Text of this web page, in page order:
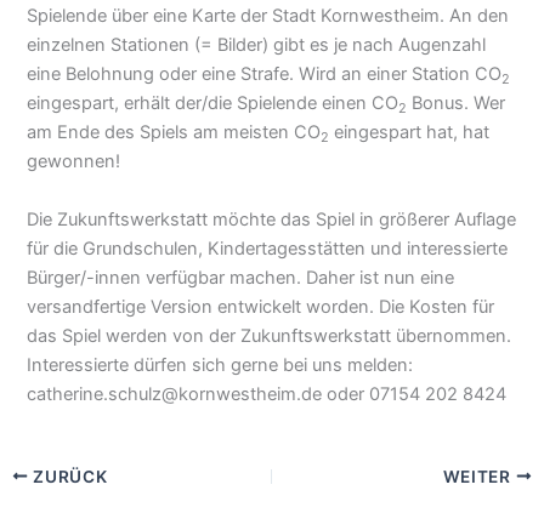
Spielende über eine Karte der Stadt Kornwestheim. An den
einzelnen Stationen (= Bilder) gibt es je nach Augenzahl
eine Belohnung oder eine Strafe. Wird an einer Station CO2
eingespart, erhält der/die Spielende einen CO2 Bonus. Wer
am Ende des Spiels am meisten CO2 eingespart hat, hat
gewonnen!
Die Zukunftswerkstatt möchte das Spiel in größerer Auflage
für die Grundschulen, Kindertagesstätten und interessierte
Bürger/-innen verfügbar machen. Daher ist nun eine
versandfertige Version entwickelt worden. Die Kosten für
das Spiel werden von der Zukunftswerkstatt übernommen.
Interessierte dürfen sich gerne bei uns melden:
catherine.schulz@kornwestheim.de oder 07154 202 8424
ZURÜCK WEITER